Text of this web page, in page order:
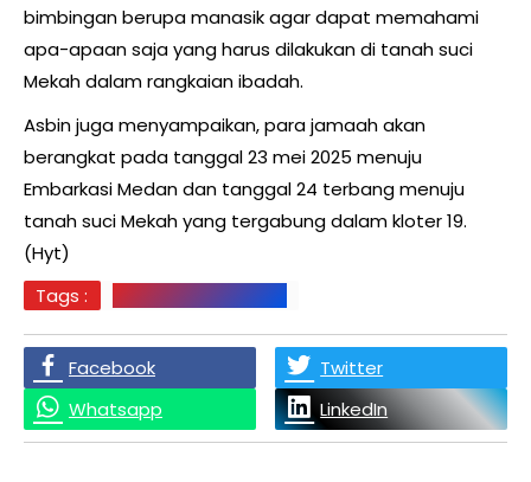
bimbingan berupa manasik agar dapat memahami
apa-apaan saja yang harus dilakukan di tanah suci
Mekah dalam rangkaian ibadah.
Asbin juga menyampaikan, para jamaah akan
berangkat pada tanggal 23 mei 2025 menuju
Embarkasi Medan dan tanggal 24 terbang menuju
tanah suci Mekah yang tergabung dalam kloter 19.
(Hyt)
Tags :
Facebook
Twitter
Whatsapp
LinkedIn